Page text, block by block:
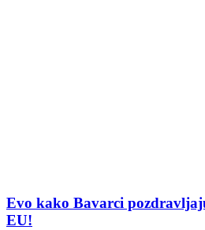
Evo kako Bavarci
EU!